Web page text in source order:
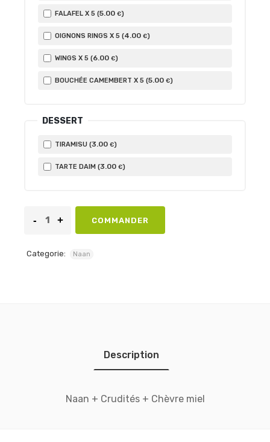
FALAFEL X 5 (5.00 €)
OIGNONS RINGS X 5 (4.00 €)
WINGS X 5 (6.00 €)
BOUCHÉE CAMEMBERT X 5 (5.00 €)
DESSERT
TIRAMISU (3.00 €)
TARTE DAIM (3.00 €)
COMMANDER
Categorie: Naan
Description
Naan + Crudités + Chèvre miel